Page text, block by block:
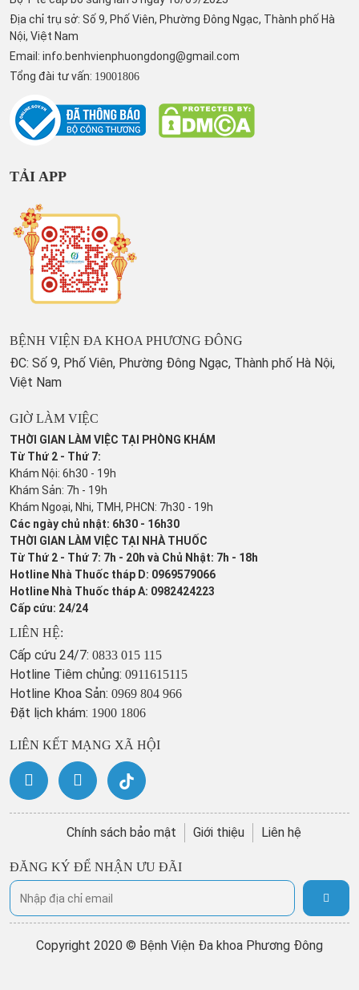
Địa chỉ trụ sở: Số 9, Phố Viên, Phường Đông Ngạc, Thành phố Hà
Nội, Việt Nam
Email: info.benhvienphuongdong@gmail.com
Tổng đài tư vấn: 19001806
TẢI APP
BỆNH VIỆN ĐA KHOA PHƯƠNG ĐÔNG
ĐC: Số 9, Phố Viên, Phường Đông Ngạc, Thành phố Hà Nội,
Việt Nam
GIỜ LÀM VIỆC
THỜI GIAN LÀM VIỆC TẠI PHÒNG KHÁM
Từ Thứ 2 - Thứ 7:
Khám Nội: 6h30 - 19h
Khám Sản: 7h - 19h
Khám Ngoại, Nhi, TMH, PHCN: 7h30 - 19h
Các ngày chủ nhật: 6h30 - 16h30
THỜI GIAN LÀM VIỆC TẠI NHÀ THUỐC
Từ Thứ 2 - Thứ 7: 7h - 20h và Chủ Nhật: 7h - 18h
Hotline Nhà Thuốc tháp D: 0969579066
Hotline Nhà Thuốc tháp A: 0982424223
Cấp cứu: 24/24
LIÊN HỆ:
Cấp cứu 24/7: 0833 015 115
Hotline Tiêm chủng: 0911615115
Hotline Khoa Sản: 0969 804 966
Đặt lịch khám: 1900 1806
LIÊN KẾT MẠNG XÃ HỘI
Chính sách bảo mật Giới thiệu Liên hệ
ĐĂNG KÝ ĐỂ NHẬN ƯU ĐÃI
Copyright 2020 © Bệnh Viện Đa khoa Phương Đông